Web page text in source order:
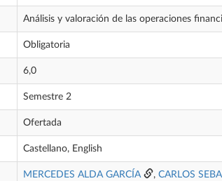
Análisis y valoración de las operaciones
Obligatoria
6,0
Semestre 2
Ofertada
Castellano, English
MERCEDES ALDA GARCÍA , CARLOS